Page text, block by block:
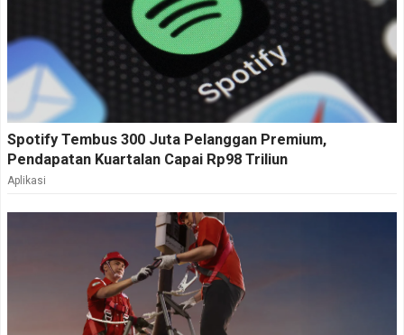
Spotify Tembus 300 Juta Pelanggan Premium,
Pendapatan Kuartalan Capai Rp98 Triliun
Aplikasi